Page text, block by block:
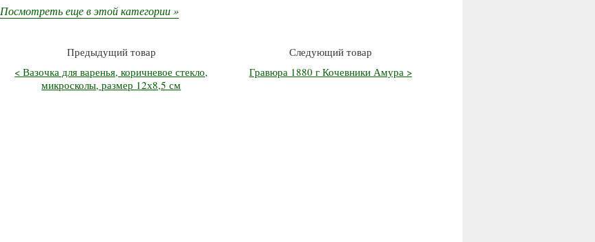
Посмотреть еще в этой категории »
Предыдущий товар
< Вазочка для варенья, коричневое стекло,
микросколы, размер 12х8,5 см
Следующий товар
Гравюра 1880 г Кочевники Амура >